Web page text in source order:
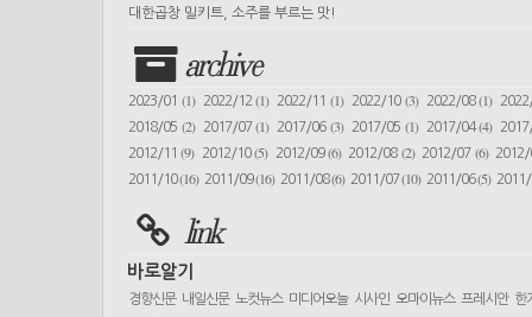
대한곱창 밀키트, 소주를 부르는 맛!
archive
2023/01 (1) 2022/12(1) 2022/11(1) 2022/10 (3) 2022/08(1)
2018/05 (2) 2017/07(1) 2017/06(3) 2017/05 (1) 2017/04(4)
2012/11(9) 2012/10(5) 2012/09(6) 2012/08 (2) 2012/07 (6)
2011/10(16) 2011/09(16) 2011/08(6) 2011/07(10) 2011/06(5)
link
바로알기
경향신문 내일신문 노컷뉴스 미디어오늘 시사인 오마이뉴스 프레시안 한